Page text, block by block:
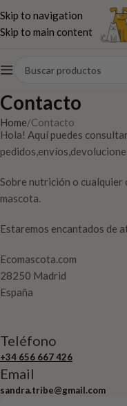
Skip to navigation
Skip to main content
Contacto
Home Contacto
Hola! Aquí puedes
Sobre nutrición o cualquier
mascota.
Estaremos encantados de
Ecomascota.com
28250 Madrid
España
Teléfono
+34 656 667 426
Email
sandra.tribe@gmail.com